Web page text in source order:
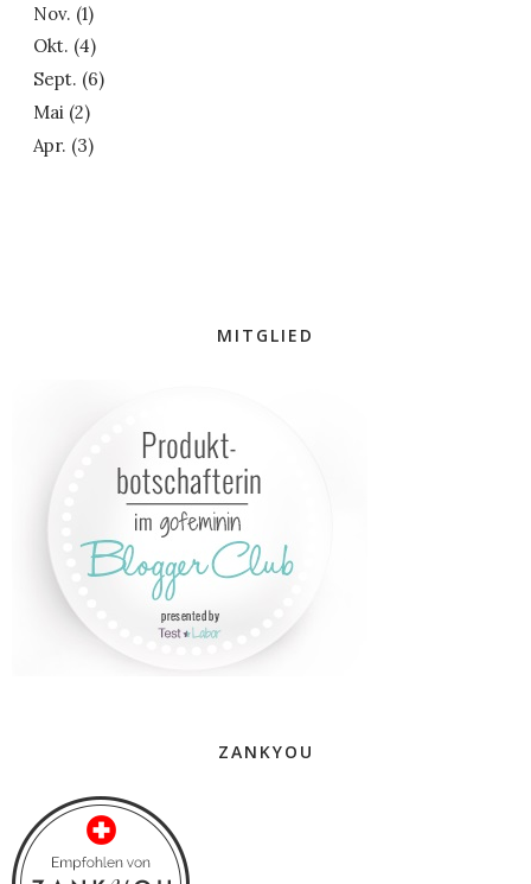
Nov. (1)
Okt. (4)
Sept. (6)
Mai (2)
Apr. (3)
MITGLIED
ZANKYOU